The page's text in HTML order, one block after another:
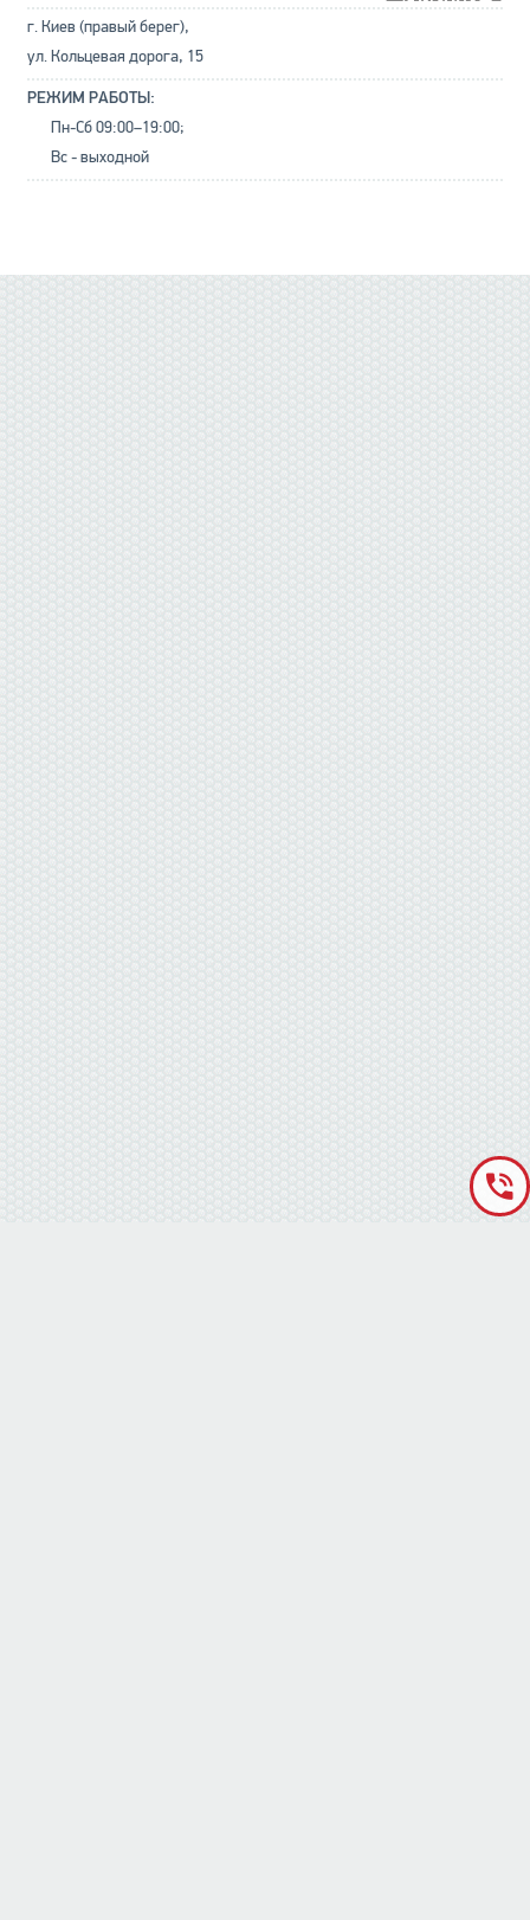
г. Киев (правый берег),
ул. Кольцевая дорога, 15
РЕЖИМ РАБОТЫ:
Пн-Сб 09:00–19:00;
Вс - выходной